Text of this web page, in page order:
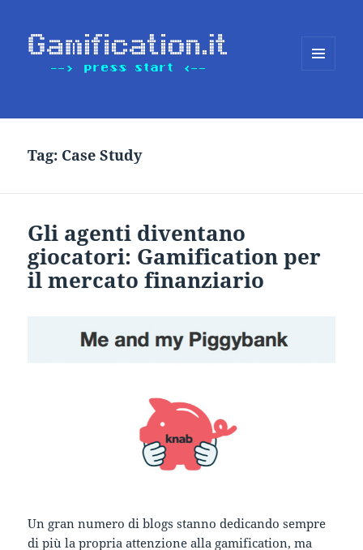
Tag: Case Study
Gli agenti diventano
giocatori: Gamification per
il mercato finanziario
Un gran numero di blogs stanno dedicando sempre
di più la propria attenzione alla gamification, ma